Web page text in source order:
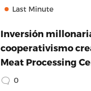
Last Minute
Inversión
cooperativismo
Meat Processing
0